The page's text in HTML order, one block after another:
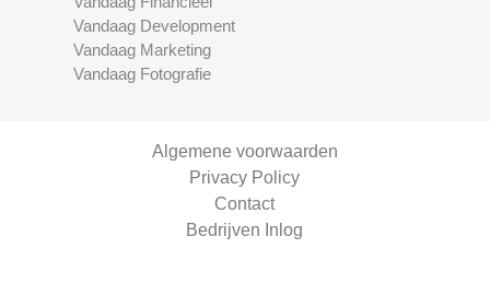
Vandaag Development
Vandaag Marketing
Vandaag Fotografie
Algemene voorwaarden
Privacy Policy
Contact
Bedrijven Inlog